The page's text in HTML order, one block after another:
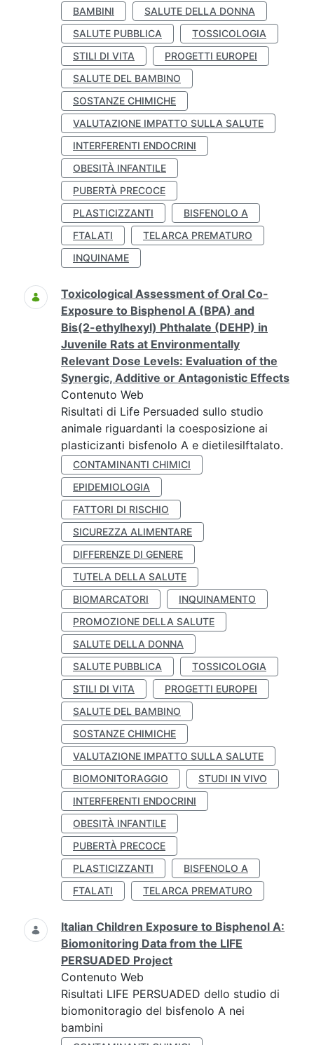
BAMBINI
SALUTE DELLA DONNA
SALUTE PUBBLICA
TOSSICOLOGIA
STILI DI VITA
PROGETTI EUROPEI
SALUTE DEL BAMBINO
SOSTANZE CHIMICHE
VALUTAZIONE IMPATTO SULLA SALUTE
INTERFERENTI ENDOCRINI
OBESITÀ INFANTILE
PUBERTÀ PRECOCE
PLASTICIZZANTI
BISFENOLO A
FTALATI
TELARCA PREMATURO
INQUINAME
Toxicological Assessment of Oral Co-
Exposure to Bisphenol A (BPA) and
Bis(2-ethylhexyl) Phthalate (DEHP) in
Juvenile Rats at Environmentally
Relevant Dose Levels: Evaluation of the
Synergic, Additive or Antagonistic Effects
Contenuto Web
Risultati di Life Persuaded sullo studio
animale riguardanti la coesposizione ai
plasticizanti bisfenolo A e dietilesilftalato.
CONTAMINANTI CHIMICI
EPIDEMIOLOGIA
FATTORI DI RISCHIO
SICUREZZA ALIMENTARE
DIFFERENZE DI GENERE
TUTELA DELLA SALUTE
BIOMARCATORI
INQUINAMENTO
PROMOZIONE DELLA SALUTE
SALUTE DELLA DONNA
SALUTE PUBBLICA
TOSSICOLOGIA
STILI DI VITA
PROGETTI EUROPEI
SALUTE DEL BAMBINO
SOSTANZE CHIMICHE
VALUTAZIONE IMPATTO SULLA SALUTE
BIOMONITORAGGIO
STUDI IN VIVO
INTERFERENTI ENDOCRINI
OBESITÀ INFANTILE
PUBERTÀ PRECOCE
PLASTICIZZANTI
BISFENOLO A
FTALATI
TELARCA PREMATURO
Italian Children Exposure to Bisphenol A:
Biomonitoring Data from the LIFE
PERSUADED Project
Contenuto Web
Risultati LIFE PERSUADED dello studio di
biomonitoragio del bisfenolo A nei
bambini